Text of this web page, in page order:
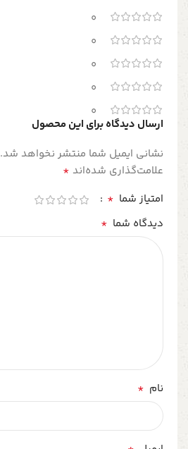
0
0
0
0
0
ارسال دیدگاه برای این محصول
نشانی ایمیل شما منتشر نخواهد شد.
علامت‌گذاری شده‌اند *
امتیاز شما *
دیدگاه شما *
نام *